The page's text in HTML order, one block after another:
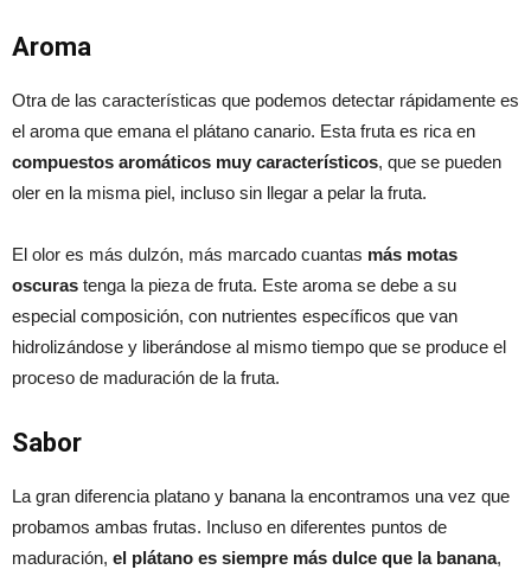
Aroma
Otra de las características que podemos detectar rápidamente es
el aroma que emana el plátano canario. Esta fruta es rica en
compuestos aromáticos muy característicos, que se pueden
oler en la misma piel, incluso sin llegar a pelar la fruta.
El olor es más dulzón, más marcado cuantas más motas
oscuras tenga la pieza de fruta. Este aroma se debe a su
especial composición, con nutrientes específicos que van
hidrolizándose y liberándose al mismo tiempo que se produce el
proceso de maduración de la fruta.
Sabor
La gran diferencia platano y banana la encontramos una vez que
probamos ambas frutas. Incluso en diferentes puntos de
maduración, el plátano es siempre más dulce que la banana,